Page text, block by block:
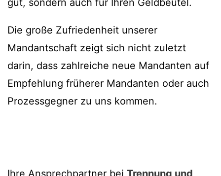
gut, sondern auch für Ihren Geldbeutel.
Die große Zufriedenheit unserer
Mandantschaft zeigt sich nicht zuletzt
darin, dass zahlreiche neue Mandanten auf
Empfehlung früherer Mandanten oder auch
Prozessgegner zu uns kommen.
Ihre Ansprechpartner bei Trennung und